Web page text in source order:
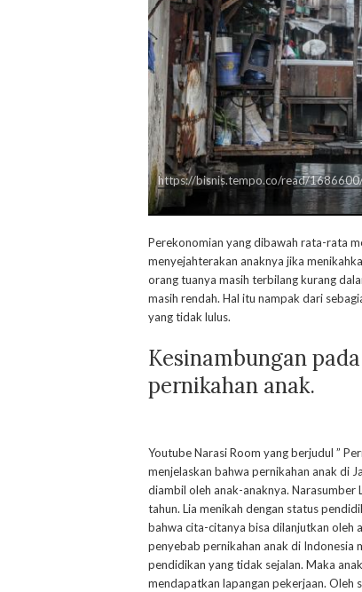
https://bisnis.tempo.co/read/
Perekonomian yang dibawah rata-rata
menyejahterakan anaknya jika
orang tuanya masih terbilang kurang
masih rendah. Hal itu nampak dari
yang tidak lulus.
Kesinambungan
pernikahan anak.
Youtube Narasi Room yang berjudul ”
menjelaskan bahwa pernikahan anak di
diambil oleh anak-anaknya.
tahun. Lia menikah dengan status
bahwa cita-citanya bisa dilanjutkan oleh
penyebab pernikahan anak di Indonesia
pendidikan yang tidak sejalan. Maka
mendapatkan lapangan pekerjaan. Oleh